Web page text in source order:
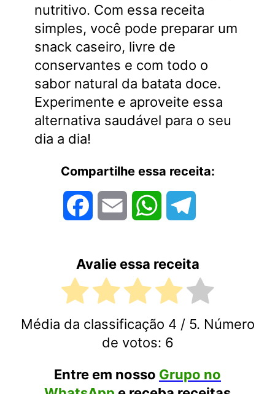
nutritivo. Com essa receita
simples, você pode preparar um
snack caseiro, livre de
conservantes e com todo o
sabor natural da batata doce.
Experimente e aproveite essa
alternativa saudável para o seu
dia a dia!
Compartilhe essa receita:
FacebookEmail WhatsApp
Avalie essa receita
Média da classificação 4 / 5. Número
de votos: 6
Entre em nosso Grupo no